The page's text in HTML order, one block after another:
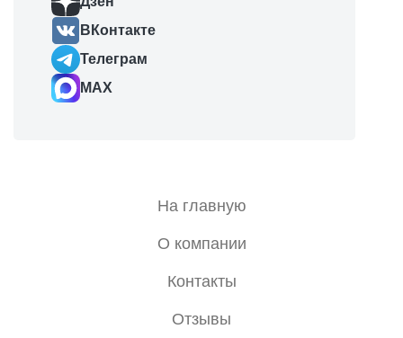
ВКонтакте
Телеграм
MAX
На главную
О компании
Контакты
Отзывы